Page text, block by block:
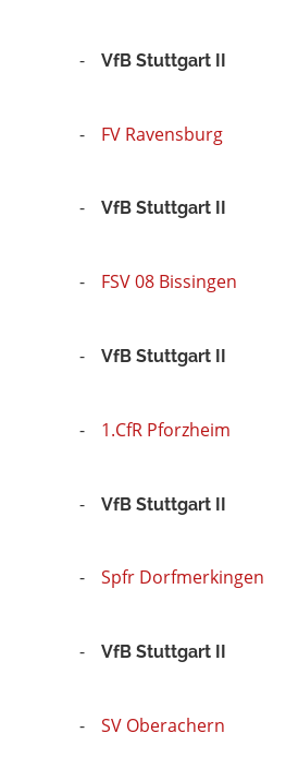
VfB Stuttgart II
FV Ravensburg
VfB Stuttgart II
FSV 08 Bissingen
VfB Stuttgart II
1.CfR Pforzheim
VfB Stuttgart II
Spfr Dorfmerkingen
VfB Stuttgart II
SV Oberachern